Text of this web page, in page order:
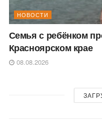
НОВОСТИ
Семья с ребёнком
Красноярском крае
08.08.2026